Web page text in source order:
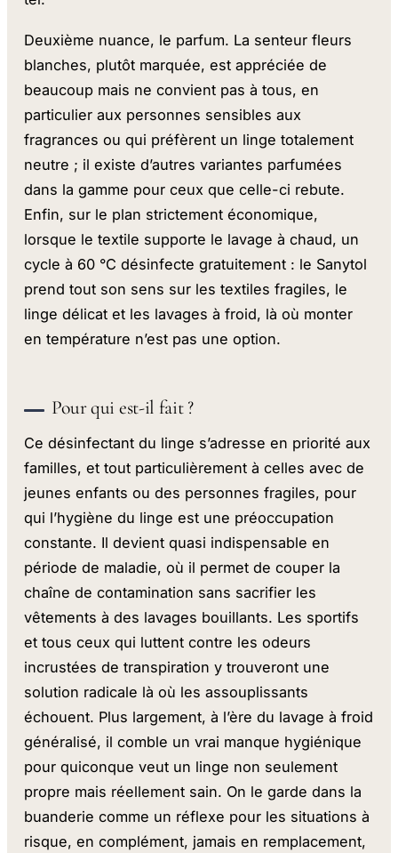
Deuxième nuance, le parfum. La senteur fleurs
blanches, plutôt marquée, est appréciée de
beaucoup mais ne convient pas à tous, en
particulier aux personnes sensibles aux
fragrances ou qui préfèrent un linge totalement
neutre ; il existe d’autres variantes parfumées
dans la gamme pour ceux que celle-ci rebute.
Enfin, sur le plan strictement économique,
lorsque le textile supporte le lavage à chaud, un
cycle à 60 °C désinfecte gratuitement : le Sanytol
prend tout son sens sur les textiles fragiles, le
linge délicat et les lavages à froid, là où monter
en température n’est pas une option.
Pour qui est-il fait ?
Ce désinfectant du linge s’adresse en priorité aux
familles, et tout particulièrement à celles avec de
jeunes enfants ou des personnes fragiles, pour
qui l’hygiène du linge est une préoccupation
constante. Il devient quasi indispensable en
période de maladie, où il permet de couper la
chaîne de contamination sans sacrifier les
vêtements à des lavages bouillants. Les sportifs
et tous ceux qui luttent contre les odeurs
incrustées de transpiration y trouveront une
solution radicale là où les assouplissants
échouent. Plus largement, à l’ère du lavage à froid
généralisé, il comble un vrai manque hygiénique
pour quiconque veut un linge non seulement
propre mais réellement sain. On le garde dans la
buanderie comme un réflexe pour les situations à
risque, en complément, jamais en remplacement,